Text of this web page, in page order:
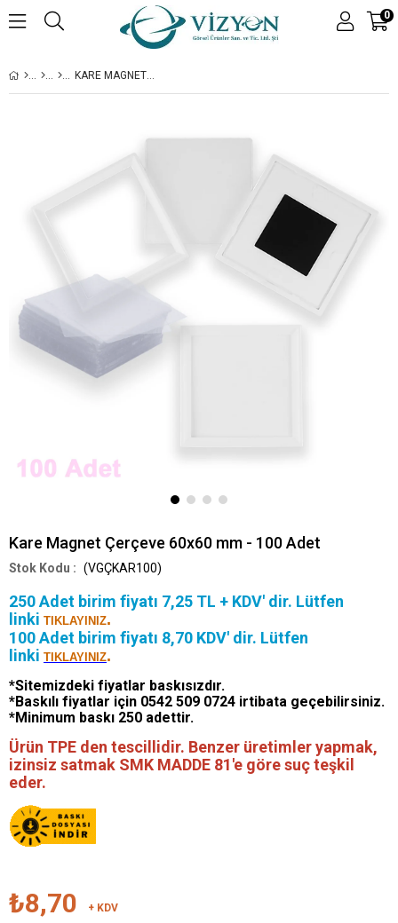
0
KARE MAGNET ÇERÇEVE 60X60 MM - 100 ADET
Kare Magnet Çerçeve 60x60 mm - 100 Adet
(VGÇKAR100)
250 Adet birim fiyatı 7,25 TL + KDV' dir. Lütfen
linki TIKLAYINIZ.
100 Adet birim fiyatı 8,70 KDV' dir. Lütfen
linki TIKLAYINIZ.
*Sitemizdeki fiyatlar baskısızdır.
*Baskılı fiyatlar için 0542 509 0724 irtibata geçebilirsiniz.
*Minimum baskı 250 adettir.
Ürün TPE den tescillidir. Benzer üretimler yapmak,
izinsiz satmak SMK MADDE 81'e göre suç teşkil
eder.
₺8,70 + KDV